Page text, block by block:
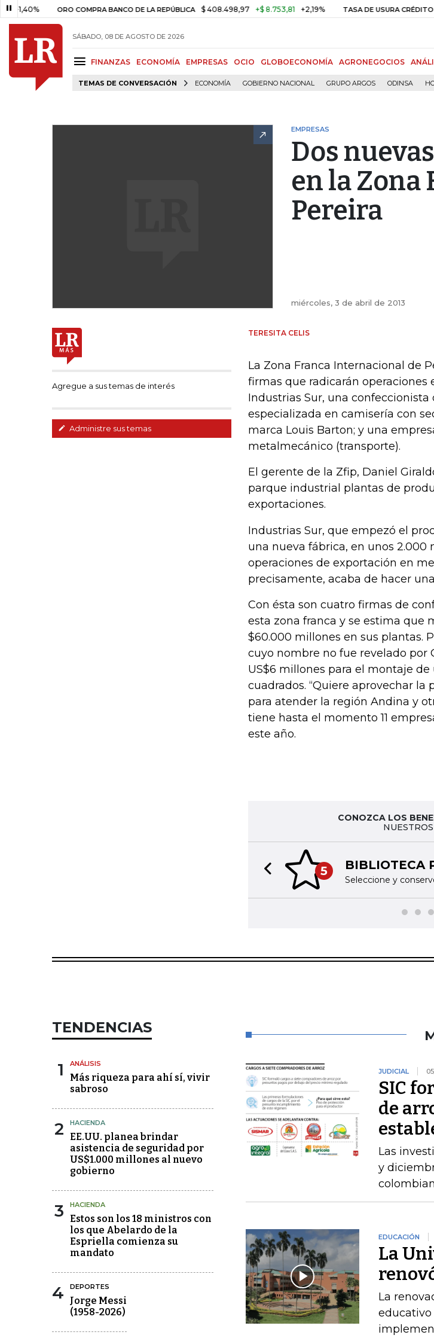
ORO COMPRA BANCO DE LA REPÚBLICA $ 408.498,97 +$ 8.753,81 +2,19% TASA DE USURA CRÉDITO
SÁBADO, 08 DE AGOSTO DE 2026
FINANZAS ECONOMÍA EMPRESAS OCIO GLOBOECONOMÍA AGRONEGOCIOS
TEMAS DE CONVERSACIÓN ECONOMÍA GOBIERNO NACIONAL GRUPO ARGOS ODINSA
EMPRESAS
Dos
en la Zona
Pereira
miércoles, 3 de abril de 2013
Agregue a sus temas de interés
Administre sus temas
TERESITA CELIS
La Zona Franca Internacional de
firmas que radicarán operaciones
Industrias Sur, una
especializada en camisería con
marca Louis Barton; y una
metalmecánico (transporte).
El gerente de la Zfip, Daniel
parque industrial plantas de
exportaciones.
Industrias Sur, que empezó el
una nueva fábrica, en unos 2.000
operaciones de exportación en
precisamente, acaba de hacer
Con ésta son cuatro firmas de
esta zona franca y se estima que
$60.000 millones en sus plantas.
cuyo nombre no fue revelado por
US$6 millones para el montaje
cuadrados. “Quiere aprovechar
para atender la región Andina y
tiene hasta el momento 11
este año.
CONOZCA LOS
5 BIBLIOTECA
Seleccione y
Previous slide
TENDENCIAS
1 ANÁLISIS
Más riqueza para ahí sí, vivir
sabroso
2 HACIENDA
EE.UU. planea brindar
asistencia de seguridad por
US$1.000 millones al nuevo
gobierno
3 HACIENDA
Estos son los 18 ministros con
los que Abelardo de la
Espriella comienza su
mandato
4 DEPORTES
Jorge Messi
(1958-2026)
JUDICIAL
SIC
de
Las
y
EDUCACIÓN
La
La
educativo